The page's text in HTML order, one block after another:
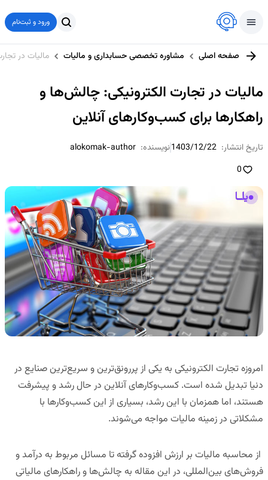
ورود و ثبت‌نام
صفحه اصلی مشاوره تخصصی حسابداری و مالیات مالیات در
مالیات در تجارت الکترونیکی: چالش‌ها و
راهکارها برای کسب‌وکارهای آنلاین
تاریخ انتشار: 1403/12/22نویسنده: alokomak-author
0
امروزه تجارت الکترونیکی به یکی از پررونق‌ترین و سریع‌ترین صنایع در
دنیا تبدیل شده است. کسب‌وکارهای آنلاین در حال رشد و پیشرفت
هستند، اما همزمان با این رشد، بسیاری از این کسب‌وکارها با
مشکلاتی در زمینه مالیات مواجه می‌شوند.
از محاسبه مالیات بر ارزش افزوده گرفته تا مسائل مربوط به درآمد و
فروش‌های بین‌المللی، در این مقاله به چالش‌ها و راهکارهای مالیاتی